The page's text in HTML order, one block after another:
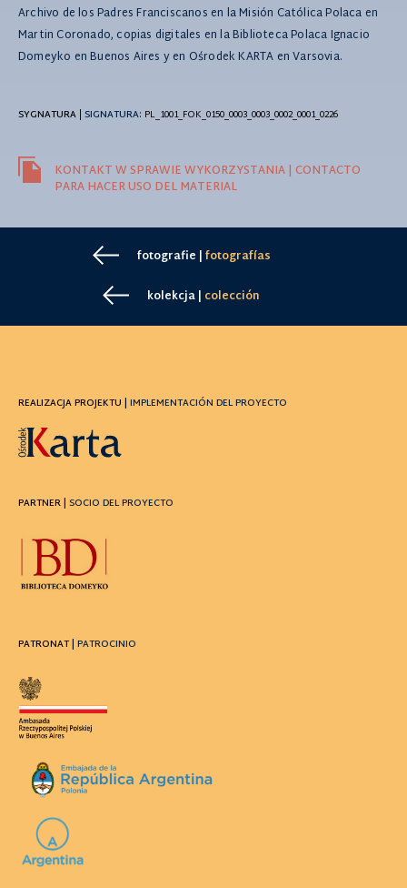
Archivo de los Padres Franciscanos en la Misión Católica Polaca en
Martin Coronado, copias digitales en la Biblioteca Polaca Ignacio
Domeyko en Buenos Aires y en Ośrodek KARTA en Varsovia.
SYGNATURA | SIGNATURA: PL_1001_FOK_0150_0003_0003_0002_0001_0226
KONTAKT W SPRAWIE WYKORZYSTANIA | CONTACTO
PARA HACER USO DEL MATERIAL
fotografie |fotografías
kolekcja | colección
REALIZACJA PROJEKTU | IMPLEMENTACIÓN DEL PROYECTO
PARTNER | SOCIO DEL PROYECTO
PATRONAT | PATROCINIO